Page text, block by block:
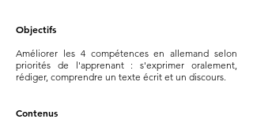
Objectifs
Améliorer les 4 compétences en allemand selon
priorités de l'apprenant : s'exprimer oralement,
rédiger, comprendre un texte écrit et un discours.
Contenus